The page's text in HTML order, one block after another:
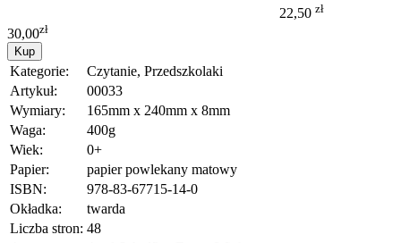
22,50 zł
30,00zł
Kup
Kategorie:
Czytanie, Przedszkolaki
Artykuł:
00033
Wymiary:
165mm x 240mm x 8mm
Waga:
400g
Wiek:
0+
Papier:
papier powlekany matowy
ISBN:
978-83-67715-14-0
Okładka:
twarda
Liczba stron: 48